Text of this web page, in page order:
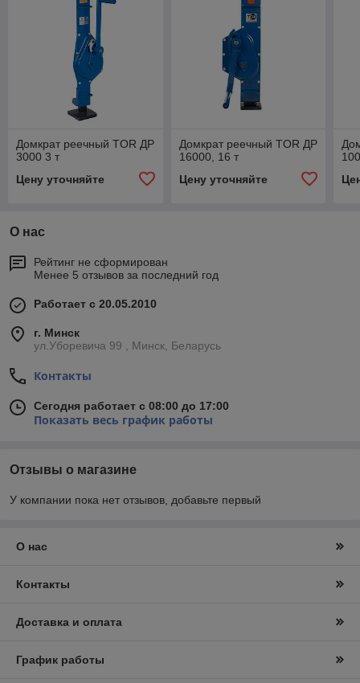
Домкрат реечный TOR ДР
3000 3 т
Цену уточняйте
Домкрат реечный TOR ДР
16000, 16 т
Цену уточняйте
О нас
Рейтинг не сформирован
Менее 5 отзывов за последний год
Работает с 20.05.2010
г. Минск
ул.Уборевича 99 , Минск, Беларусь
Контакты
Сегодня работает с 08:00 до 17:00
Показать весь график работы
Отзывы о магазине
У компании пока нет отзывов, добавьте первый
О нас
Контакты
Доставка и оплата
График работы